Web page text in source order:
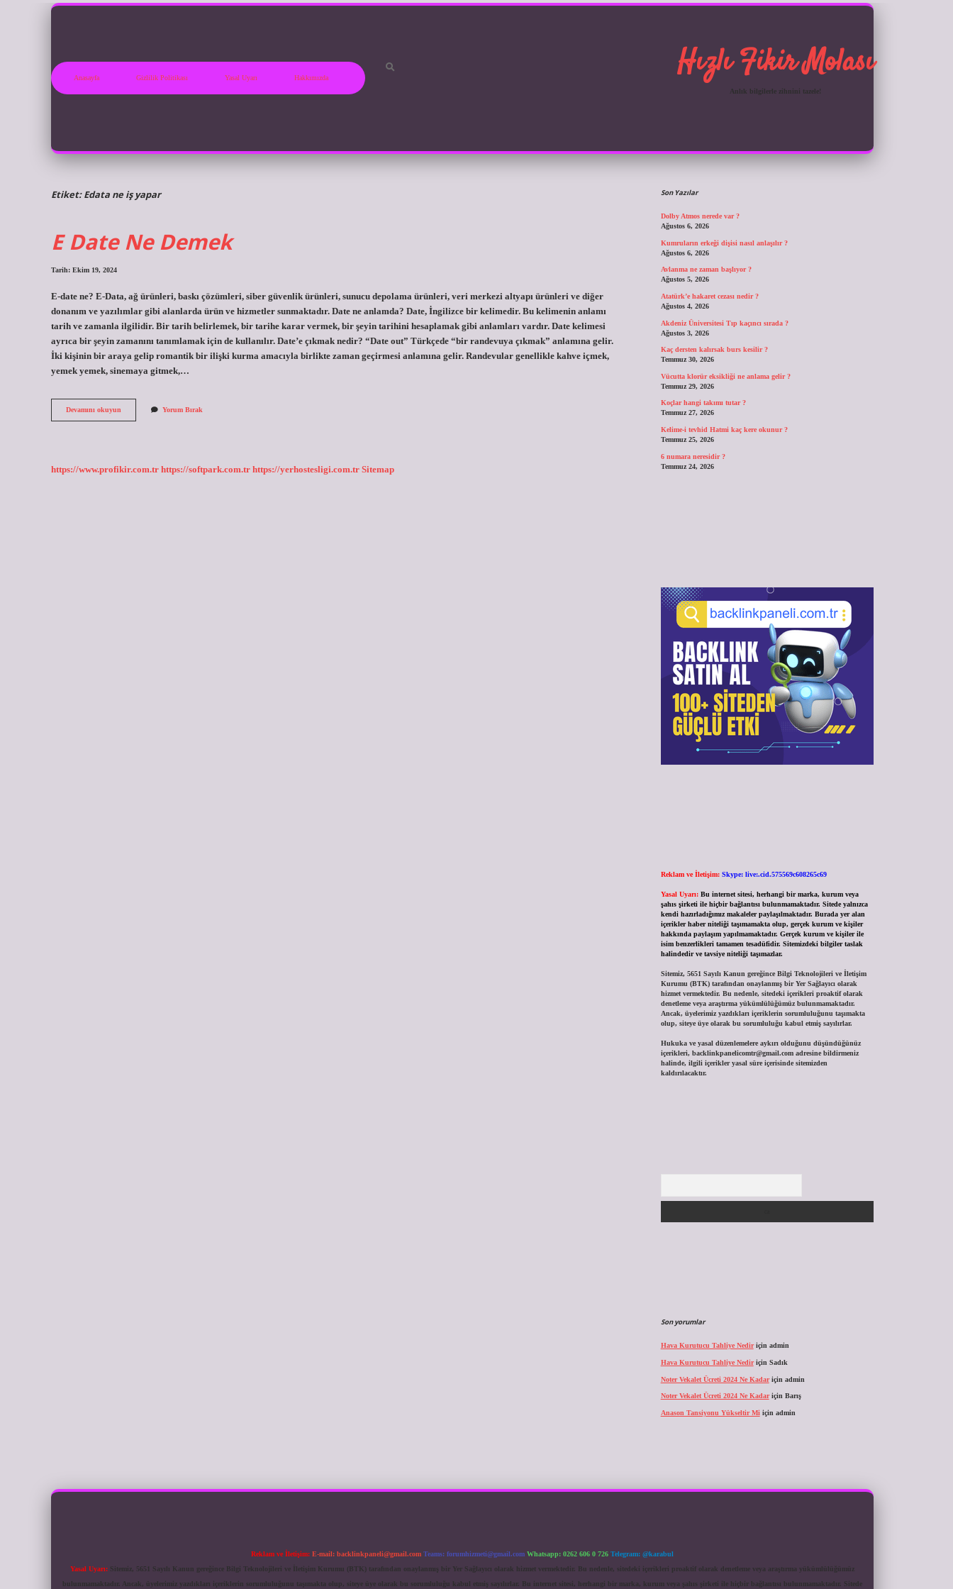
Anasayfa Gizlilik Politikası Yasal Uyarı Hakkımızda Hızlı Fikir Molası
Anlık bilgilerle zihnini tazele!
Etiket:Edata ne iş yapar
E Date Ne Demek
Tarih: Ekim 19, 2024
E-date ne? E-Data, ağ ürünleri, baskı çözümleri, siber güvenlik ürünleri, sunucu depolama ürünleri, veri merkezi altyapı ürünleri ve diğer
donanım ve yazılımlar gibi alanlarda ürün ve hizmetler sunmaktadır. Date ne anlamda? Date, İngilizce bir kelimedir. Bu kelimenin anlamı
tarih ve zamanla ilgilidir. Bir tarih belirlemek, bir tarihe karar vermek, bir şeyin tarihini hesaplamak gibi anlamları vardır. Date kelimesi
ayrıca bir şeyin zamanını tanımlamak için de kullanılır. Date’e çıkmak nedir? “Date out” Türkçede “bir randevuya çıkmak” anlamına gelir.
İki kişinin bir araya gelip romantik bir ilişki kurma amacıyla birlikte zaman geçirmesi anlamına gelir. Randevular genellikle kahve içmek,
yemek yemek, sinemaya gitmek,…
Devamını okuyun
Date
Yorum Bırak
https://www.profikir.com.tr https://softpark.com.tr https://yerhostesligi.com.tr Sitemap
Sidebar
Son Yazılar
Dolby Atmos nerede var ?
Ağustos 6, 2026
Kumruların erkeği dişisi nasıl anlaşılır ?
Ağustos 6, 2026
Avlanma ne zaman başlıyor ?
Ağustos 5, 2026
Atatürk’e hakaret cezası nedir ?
Ağustos 4, 2026
Akdeniz Üniversitesi Tıp kaçıncı sırada ?
Ağustos 3, 2026
Kaç dersten kalırsak burs kesilir ?
Temmuz 30, 2026
Vücutta klorür eksikliği ne anlama gelir ?
Temmuz 29, 2026
Koçlar hangi takımı tutar ?
Temmuz 27, 2026
Kelime-i tevhid Hatmi kaç kere okunur ?
Temmuz 25, 2026
6 numara neresidir ?
Temmuz 24, 2026
Reklam ve İletişim: Skype: live:.cid.575569c608265c69
Yasal Uyarı: Bu internet sitesi, herhangi bir marka, kurum veya
şahıs şirketi ile hiçbir bağlantısı bulunmamaktadır. Sitede yalnızca
kendi hazırladığımız makaleler paylaşılmaktadır. Burada yer alan
içerikler haber niteliği taşımamakta olup, gerçek kurum ve kişiler
hakkında paylaşım yapılmamaktadır. Gerçek kurum ve kişiler ile
isim benzerlikleri tamamen tesadüfidir. Sitemizdeki bilgiler taslak
halindedir ve tavsiye niteliği taşımazlar.
Sitemiz, 5651 Sayılı Kanun gereğince Bilgi Teknolojileri ve İletişim
Kurumu (BTK) tarafından onaylanmış bir Yer Sağlayıcı olarak
hizmet vermektedir. Bu nedenle, sitedeki içerikleri proaktif olarak
denetleme veya araştırma yükümlülüğümüz bulunmamaktadır.
Ancak, üyelerimiz yazdıkları içeriklerin sorumluluğunu taşımakta
olup, siteye üye olarak bu sorumluluğu kabul etmiş sayılırlar.
Hukuka ve yasal düzenlemelere aykırı olduğunu düşündüğünüz
içerikleri, backlinkpanelicomtr@gmail.comadresine bildirmeniz
halinde, ilgili içerikler yasal süre içerisinde sitemizden
kaldırılacaktır.
Son yorumlar
Hava Kurutucu Tahliye Nediriçin admin
Hava Kurutucu Tahliye Nediriçin Sadık
Noter Vekalet Ücreti 2024 Ne Kadariçin admin
Noter Vekalet Ücreti 2024 Ne Kadariçin Barış
Anason Tansiyonu Yükseltir Mi için admin
Reklam ve İletişim: E-mail: backlinkpaneli@gmail.com Teams: forumhizmeti@gmail.com Whatsapp: 0262 606 0 726 Telegram: @karabul
Yasal Uyarı: Sitemiz, 5651 Sayılı Kanun gereğince Bilgi Teknolojileri ve İletişim Kurumu (BTK) tarafından onaylanmış bir Yer Sağlayıcı olarak hizmet vermektedir. Bu nedenle, sitedeki içerikleri proaktif olarak denetleme veya araştırma yükümlülüğümüz
bulunmamaktadır. Ancak, üyelerimiz yazdıkları içeriklerin sorumluluğunu taşımakta olup, siteye üye olarak bu sorumluluğu kabul etmiş sayılırlar. Bu internet sitesi, herhangi bir marka, kurum veya şahıs şirketi ile hiçbir bağlantısı bulunmamaktadır. Sitede